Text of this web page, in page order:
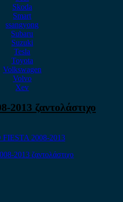
Skoda
Smart
ssangyong
Subaru
Suzuki
Tesla
Toyota
Volkswagen
Volvo
Xev
2013 ζαντολάστιχο
FIESTA 2008-2013